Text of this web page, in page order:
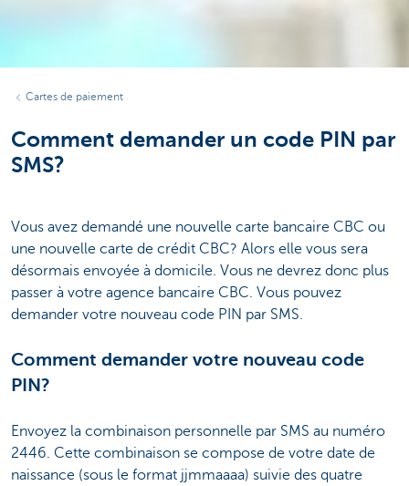
Cartes de paiement
Comment demander un code PIN par
SMS?
Vous avez demandé une nouvelle carte bancaire CBC ou
une nouvelle carte de crédit CBC? Alors elle vous sera
désormais envoyée à domicile. Vous ne devrez donc plus
passer à votre agence bancaire CBC. Vous pouvez
demander votre nouveau code PIN par SMS.
Comment demander votre nouveau code
PIN?
Envoyez la combinaison personnelle par SMS au numéro
2446. Cette combinaison se compose de votre date de
naissance (sous le format jjmmaaaa) suivie des quatre